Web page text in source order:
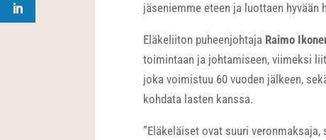
jäseniemme eteen ja luottaen hyvään
Eläkeliiton puheenjohtaja Raimo
toimintaan ja johtamiseen, viimeksi
joka voimistuu 60 vuoden jälkeen,
kohdata lasten kanssa.
”Eläkeläiset ovat suuri